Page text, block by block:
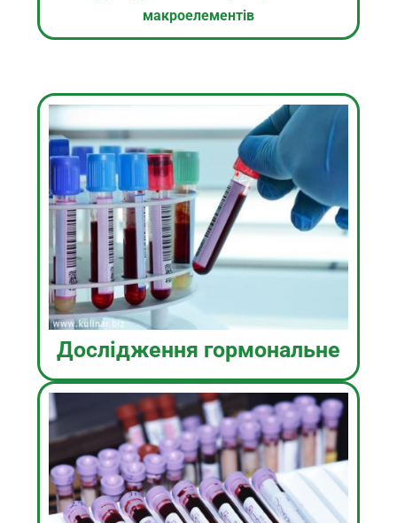
макроелементів
Дослідження гормональне